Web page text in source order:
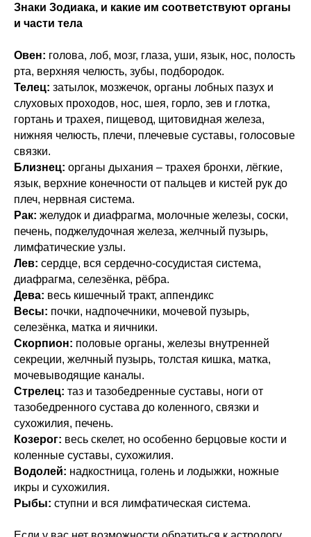
Знаки Зодиака, и какие им соответствуют органы
и части тела
Овен: голова, лоб, мозг, глаза, уши, язык, нос, полость
рта, верхняя челюсть, зубы, подбородок.
Телец: затылок, мозжечок, органы лобных пазух и
слуховых проходов, нос, шея, горло, зев и глотка,
гортань и трахея, пищевод, щитовидная железа,
нижняя челюсть, плечи, плечевые суставы, голосовые
связки.
Близнец: органы дыхания – трахея бронхи, лёгкие,
язык, верхние конечности от пальцев и кистей рук до
плеч, нервная система.
Рак: желудок и диафрагма, молочные железы, соски,
печень, поджелудочная железа, желчный пузырь,
лимфатические узлы.
Лев: сердце, вся сердечно-сосудистая система,
диафрагма, селезёнка, рёбра.
Дева: весь кишечный тракт, аппендикс
Весы: почки, надпочечники, мочевой пузырь,
селезёнка, матка и яичники.
Скорпион: половые органы, железы внутренней
секреции, желчный пузырь, толстая кишка, матка,
мочевыводящие каналы.
Стрелец: таз и тазобедренные суставы, ноги от
тазобедренного сустава до коленного, связки и
сухожилия, печень.
Козерог: весь скелет, но особенно берцовые кости и
коленные суставы, сухожилия.
Водолей: надкостница, голень и лодыжки, ножные
икры и сухожилия.
Рыбы: ступни и вся лимфатическая система.